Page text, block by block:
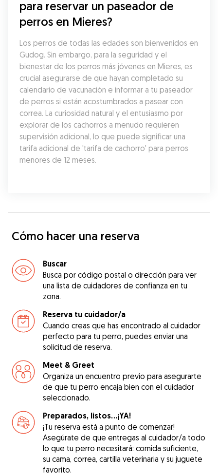
para reservar un paseador de
perros en Mieres?
Los perros de todas las edades son bienvenidos en
Gudog. Sin embargo, para la seguridad y el
bienestar de los perros más jóvenes en Mieres, es
crucial asegurarse de que hayan completado su
calendario de vacunación e informar a tu paseador
de perros si están acostumbrados a pasear con
correa. La curiosidad natural y el entusiasmo por
explorar de los cachorros a menudo requieren
supervisión adicional, lo que puede significar una
tarifa adicional de 'tarifa de cachorro' para perros
menores de 12 meses.
Cómo hacer una reserva
Buscar
Busca por código postal o dirección para ver
una lista de cuidadores de confianza en tu
zona.
Reserva tu cuidador/a
Cuando creas que has encontrado al cuidador
perfecto para tu perro, puedes enviar una
solicitud de reserva.
Meet & Greet
Organiza un encuentro previo para asegurarte
de que tu perro encaja bien con el cuidador
seleccionado.
Preparados, listos...¡YA!
¡Tu reserva está a punto de comenzar!
Asegúrate de que entregas al cuidador/a todo
lo que tu perro necesitará: comida suficiente,
su cama, correa, cartilla veterinaria y su juguete
favorito.